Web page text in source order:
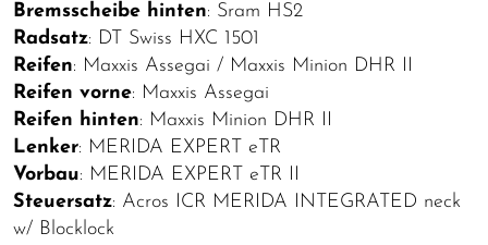
Bremsscheibe hinten: Sram HS2
Radsatz: DT Swiss HXC 1501
Reifen: Maxxis Assegai / Maxxis Minion DHR II
Reifen vorne: Maxxis Assegai
Reifen hinten: Maxxis Minion DHR II
Lenker: MERIDA EXPERT eTR
Vorbau: MERIDA EXPERT eTR II
Steuersatz: Acros ICR MERIDA INTEGRATED neck
w/ Blocklock